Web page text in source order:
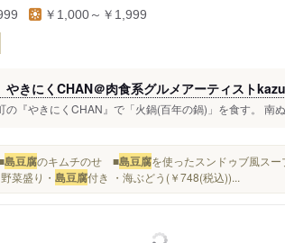
￥1,000～￥1,999
きにくCHAN＠肉食系グルメアーティスト
の『やきにくCHAN』で「火鍋(百年の鍋)」を食す。 南
島豆腐のキムチのせ ■島豆腐を使ったスンドゥブ風ス
菜盛り・ 島豆腐付き ・海ぶどう(￥748(税込))...